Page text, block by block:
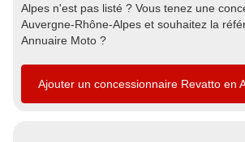
Alpes n'est pas listé ? Vous tenez une
Auvergne-Rhône-Alpes et souhaitez la
Annuaire Moto ?
Ajouter un concessionnaire Revatto en